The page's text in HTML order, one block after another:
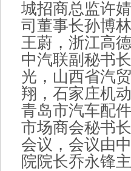
城招商总监许
司董事长孙博
王蔚，浙江高
中汽联副秘书
光，山西省汽
翔，石家庄机
青岛市汽车配
市场商会秘书
会议，会议由
院院长乔永锋主